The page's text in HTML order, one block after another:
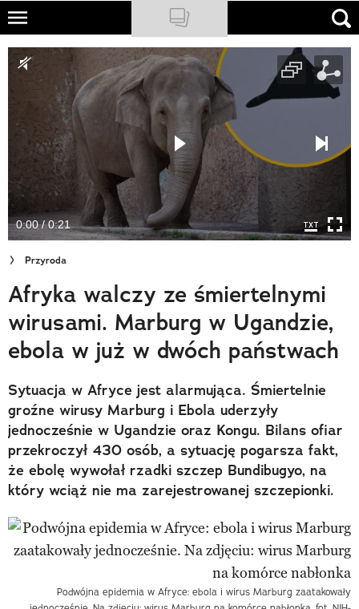
Skip
main
content
NATIONAL GEOGRAPHIC
TRAVELER
PODCASTY
Sklep
Newsletter
Cuda Polski
Wielki Konkurs Fotograficzny
Trendbook Podróżniczy
Polecane
0:00 / 0:21
Przyroda
Afryka walczy ze śmiertelnymi
wirusami. Marburg w Ugandzie,
ebola w już w dwóch państwach
Sytuacja w Afryce jest alarmująca. Śmiertelnie
groźne wirusy Marburg i Ebola uderzyły
jednocześnie w Ugandzie oraz Kongu. Bilans ofiar
przekroczył 430 osób, a sytuację pogarsza fakt,
że ebolę wywołał rzadki szczep Bundibugyo, na
który wciąż nie ma zarejestrowanej szczepionki.
Podwójna epidemia w Afryce: ebola i wirus Marburg zaatakowały